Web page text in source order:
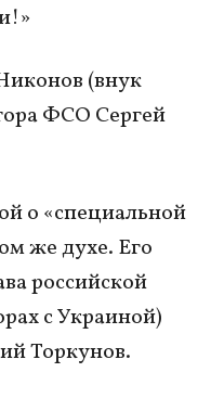
(внук
ФСО Сергей
о «специальной
же духе. Его
российской
с Украиной)
Торкунов.